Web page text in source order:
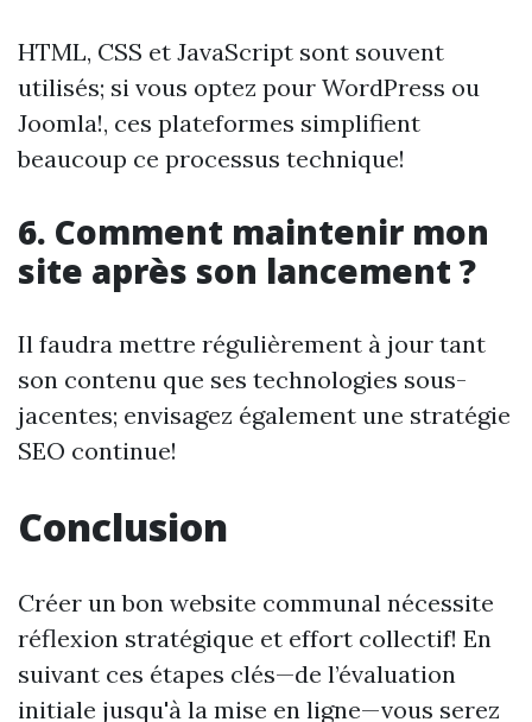
HTML, CSS et JavaScript sont souvent
utilisés; si vous optez pour WordPress ou
Joomla!, ces plateformes simplifient
beaucoup ce processus technique!
6. Comment maintenir mon
site après son lancement ?
Il faudra mettre régulièrement à jour tant
son contenu que ses technologies sous-
jacentes; envisagez également une stratégie
SEO continue!
Conclusion
Créer un bon website communal nécessite
réflexion stratégique et effort collectif! En
suivant ces étapes clés—de l’évaluation
initiale jusqu'à la mise en ligne—vous serez